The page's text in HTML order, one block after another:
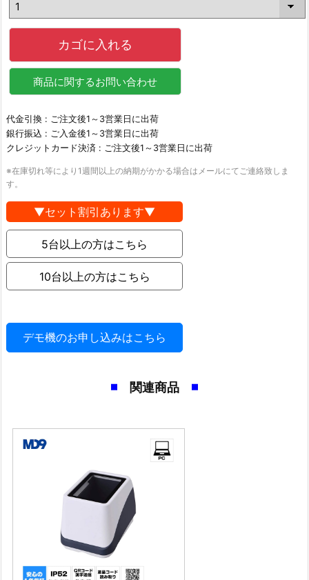
代金引換 : ご注文後1～3営業日に出荷
銀行振込 : ご入金後1～3営業日に出荷
クレジットカード決済 : ご注文後1～3営業日に出荷
※在庫切れ等により1週間以上の納期がかかる場合はメールにてご連絡致しま
す。
▼セット割引あります▼
関連商品